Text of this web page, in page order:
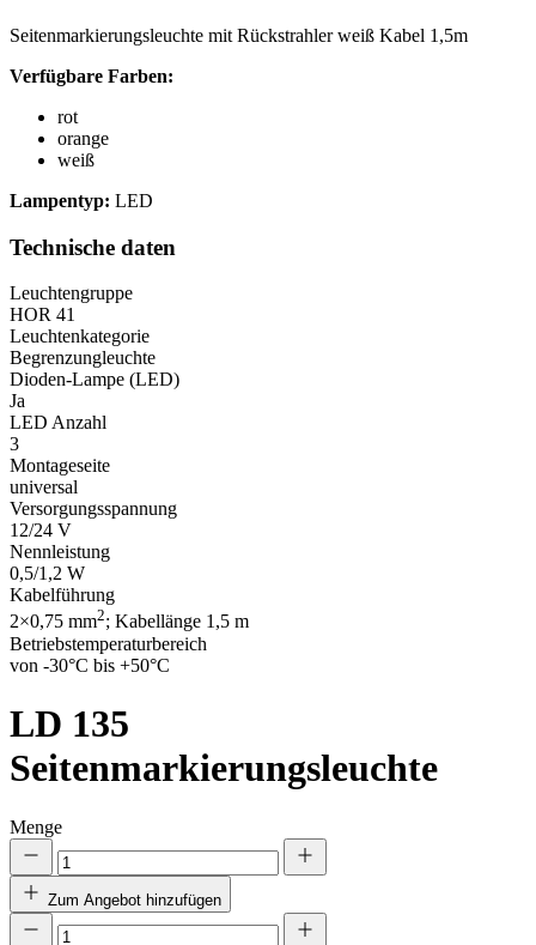
Seitenmarkierungsleuchte mit Rückstrahler weiß Kabel 1,5m
Verfügbare Farben:
rot
orange
weiß
Lampentyp: LED
Technische daten
Leuchtengruppe
HOR 41
Leuchtenkategorie
Begrenzungleuchte
Dioden-Lampe (LED)
Ja
LED Anzahl
3
Montageseite
universal
Versorgungsspannung
12/24 V
Nennleistung
0,5/1,2 W
Kabelführung
2×0,75 mm2; Kabellänge 1,5 m
Betriebstemperaturbereich
von -30°C bis +50°C
LD 135
Seitenmarkierungsleuchte
Menge
Zum Angebot hinzufügen